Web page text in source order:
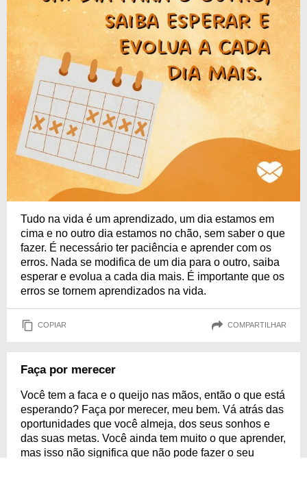
Tudo na vida é um aprendizado, um dia estamos em
cima e no outro dia estamos no chão, sem saber o que
fazer. É necessário ter paciência e aprender com os
erros. Nada se modifica de um dia para o outro, saiba
esperar e evolua a cada dia mais. É importante que os
erros se tornem aprendizados na vida.
COPIAR COMPARTILHAR
Faça por merecer
Você tem a faca e o queijo nas mãos, então o que está
esperando? Faça por merecer, meu bem. Vá atrás das
oportunidades que você almeja, dos seus sonhos e
das suas metas. Você ainda tem muito o que aprender,
mas isso não significa que não pode fazer o seu